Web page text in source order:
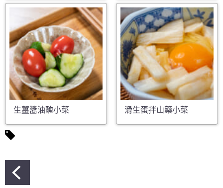
生薑醬油醃小菜 滑生蛋拌山藥小菜
文